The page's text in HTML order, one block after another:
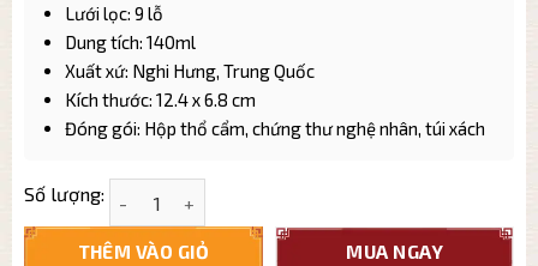
Lưới lọc: 9 lỗ
Dung tích: 140ml
Xuất xứ: Nghi Hưng, Trung Quốc
Kích thước: 12.4 x 6.8 cm
Đóng gói: Hộp thổ cẩm, chứng thư nghệ nhân, túi xách
Số lượng:
THÊM VÀO GIỎ MUA NGAY